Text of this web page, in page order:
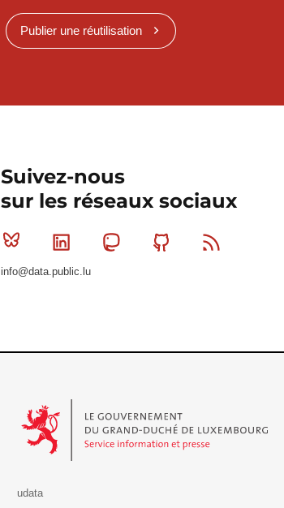
Publier une réutilisation
Suivez-nous
sur les réseaux sociaux
Bluesky Linkedin MastodonGithub
info@data.public.lu
udata